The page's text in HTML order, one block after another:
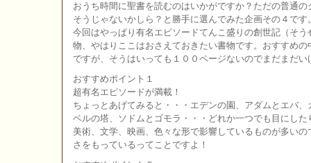
おうち時間に聖書を読むのはいかがですか？ただの普通
そうじゃないかしら？と勝手に選んでみた企画その４です
今回はやっぱり有名エピソードてんこ盛りの創世記（そ
物、やはりここはおさえておきたい書物です。おすすめ
ですが、そうはいっても１００ページないのでまだまだい
おすすめポイント１
超有名エピソードが満載！
ちょっとあげてみると・・・エデンの園、アダムとエバ
ベルの塔、ソドムとゴモラ・・・どれか一つでも目にし
美術、文学、映画、色々な形で影響しているものが多い
さをもっているってことですよ！